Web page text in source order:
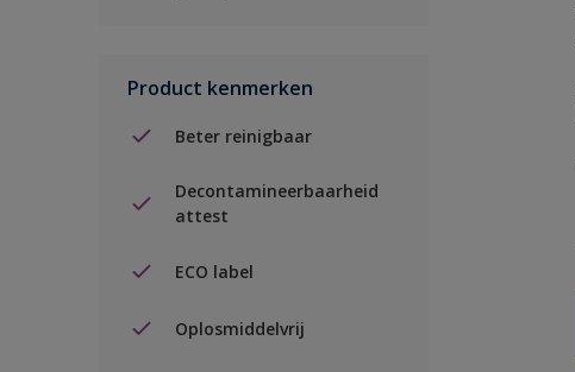
Product kenmerken
Beter reinigbaar
Decontamineerbaarheid
attest
ECO label
Oplosmiddelvrij